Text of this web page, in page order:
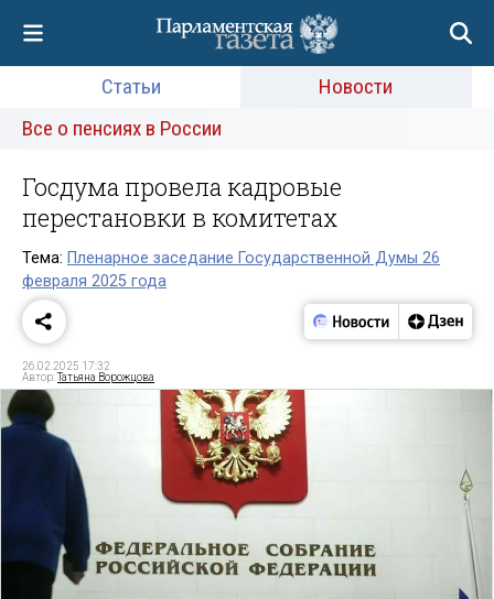
Статьи
Новости
Все о пенсиях в России
Госдума провела кадровые
перестановки в комитетах
Тема: Пленарное заседание Государственной Думы 26
февраля 2025 года
26.02.2025 17:32
Автор:Татьяна Ворожцова